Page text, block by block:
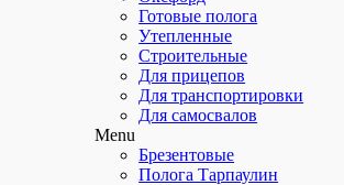
Готовые полога
Утепленные
Строительные
Для прицепов
Для транспортировки
Для самосвалов
Menu
Брезентовые
Полога Тарпаулин